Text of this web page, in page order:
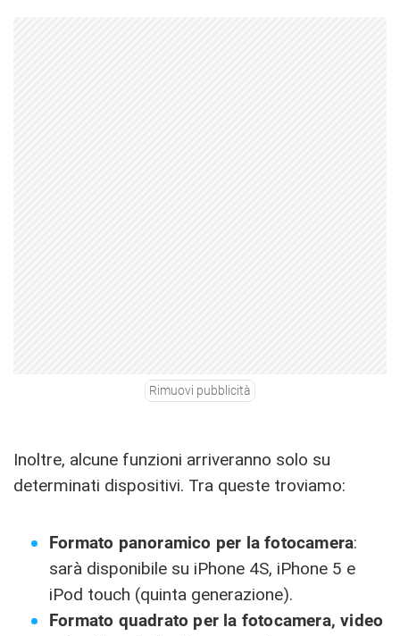
Rimuovi pubblicità
Inoltre, alcune funzioni arriveranno solo su
determinati dispositivi. Tra queste troviamo:
Formato panoramico per la fotocamera:
sarà disponibile su iPhone 4S, iPhone 5 e
iPod touch (quinta generazione).
Formato quadrato per la fotocamera, video